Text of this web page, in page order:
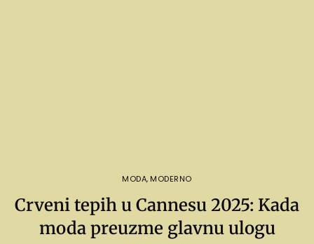
MODA, MODERNO
Crveni tepih u Cannesu 2025: Kada
moda preuzme glavnu ulogu